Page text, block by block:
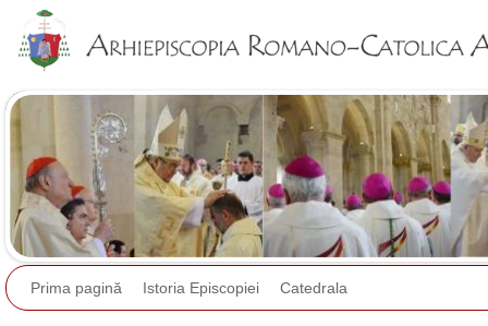
Prima pagină Istoria Episcopiei Catedrala